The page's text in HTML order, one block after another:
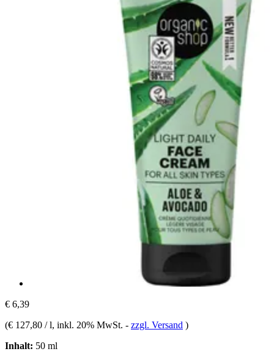
€ 6,39
(€ 127,80 / l, inkl. 20% MwSt. - zzgl. Versand )
Inhalt: 50 ml